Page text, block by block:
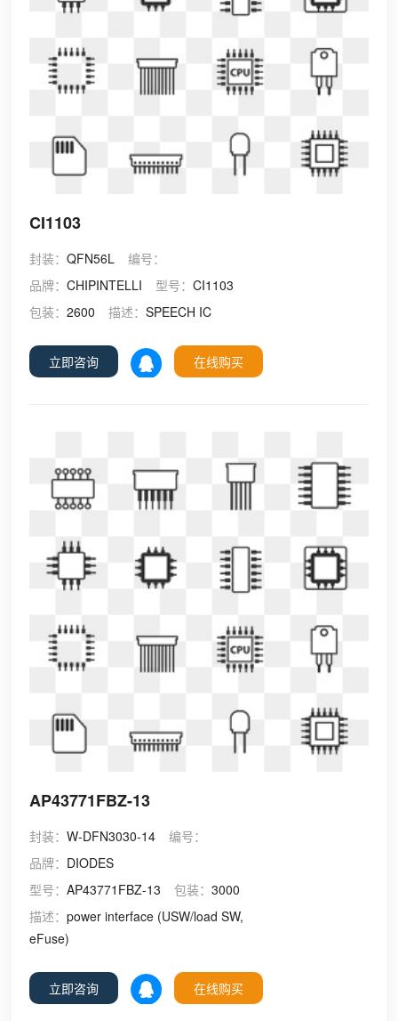
CI1103
封装：QFN56L
编号：
品牌：CHIPINTELLI 型号：CI1103
包装：2600 描述：SPEECH IC
立即咨询 在线购买
AP43771FBZ-13
封装：W-DFN3030-14
编号：
品牌： DIODES
型号：AP43771FBZ-13 包装：3000
描述：power interface (USW/load SW,
eFuse)
立即咨询 在线购买